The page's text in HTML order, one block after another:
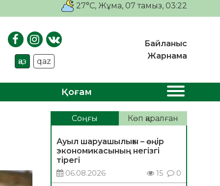
27°C, Жұма, 07 тамыз, 03:22
қаз qaz
Байланыс
Жарнама
Қоғам
Соңғы Көп қаралған
Ауыл шаруашылығы – өңір
экономикасының негізгі
тірегі
06.08.2026
15 0